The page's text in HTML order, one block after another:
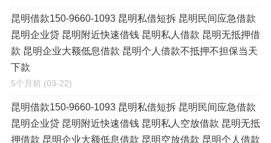
昆明借款150-9660-1093 昆明私借短拆 昆明民间应急借款
昆明企业贷 昆明附近快速借钱 昆明私人借款 昆明无抵押借
款 昆明企业大额低息借款 昆明个人借款不抵押不担保当天
下款
5个月前 (03-22)
昆明借款150-9660-1093 昆明私借短拆 昆明民间应急借款
昆明企业贷 昆明附近快速借钱 昆明私人空放借款 昆明无抵
押借款 昆明企业大额低息借款 昆明空放借款 昆明个人借款